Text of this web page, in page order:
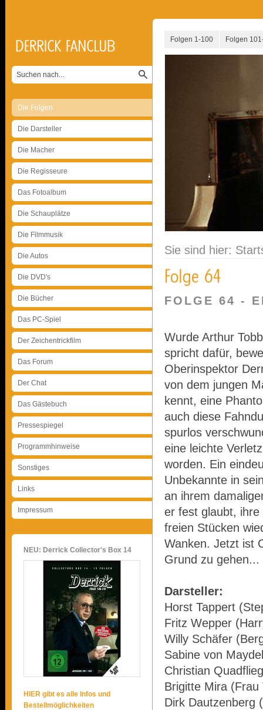
Die Folgen
Die Darsteller
Die Macher
Die Regisseure
Das Fotoalbum
Die Schauplätze
Die Filmmusik
Die Autos
Die DVD's
Die Bücher
Das PC-Spiel
Der Zeichentrickfilm
Das Forum
Der Chat
Das Gästebuch
Pressespiegel
Programmhinweise
Sonstiges
Links
Impressum
NEU: Derrick Collector's Box 14
HIER gibt es alle Infos und
Bestellmöglichkeiten
Folgen 1-100 Folgen
Sie sind hier:
FOLGE 64 -
Wurde Arthur
spricht dafür,
Oberinspektor
von dem jungen
kennt, eine
auch diese
spurlos
eine leichte
worden. Ein
Unbekannte in
an ihrem
er fest glaubt, ihre
freien Stücken
Wanken. Jetzt ist
Grund zu gehen...
Darsteller:
Horst Tappert
Fritz Wepper
Willy Schäfer
Sabine von
Christian
Brigitte Mira (Frau
Dirk Dautzenberg